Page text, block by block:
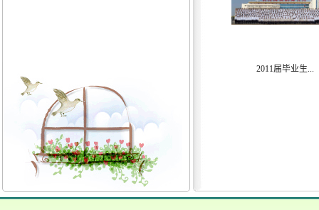
2011届毕业生...